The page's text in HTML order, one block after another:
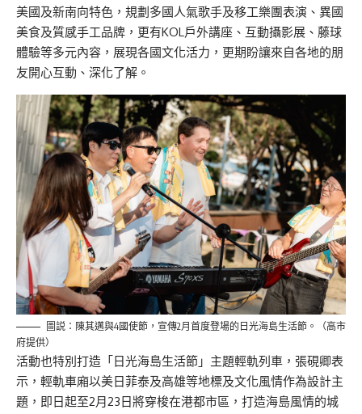
美國及新南向特色，規劃多國人氣歌手及移工樂團表演、異國
美食及質感手工品牌，更有KOL戶外講座、互動攝影展、藤球
體驗等多元內容，展現各國文化活力，更期盼讓來自各地的朋
友開心互動、深化了解。
圖説：陳其邁與4國使節，宣傳2月首度登場的日光海島生活節。（高市
府提供）
活動也特別打造「日光海島生活節」主題輕軌列車，張硯卿表
示，輕軌車廂以美日菲泰及高雄等地標及文化風情作為設計主
題，即日起至2月23日將穿梭在港都市區，打造海島風情的城